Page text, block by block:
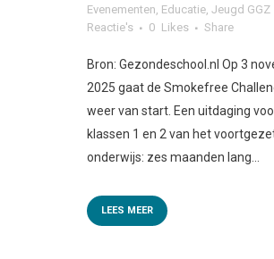
Evenementen, Educatie, Jeugd GGZ
Reactie's
0 Likes Share
Bron: Gezondeschool.nl Op 3
2025 gaat de Smokefree
weer van start. Een uitdaging
klassen 1 en 2 van het
onderwijs: zes maanden lang...
LEES MEER